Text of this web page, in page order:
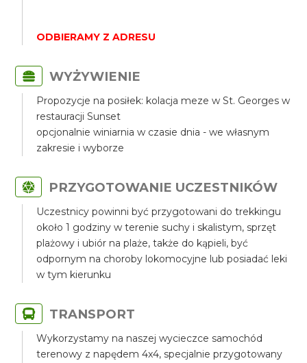
ODBIERAMY Z ADRESU
WYŻYWIENIE
Propozycje na posiłek: kolacja meze w St. Georges w
restauracji Sunset
opcjonalnie winiarnia w czasie dnia - we własnym
zakresie i wyborze
PRZYGOTOWANIE UCZESTNIKÓW
Uczestnicy powinni być przygotowani do trekkingu
około 1 godziny w terenie suchy i skalistym, sprzęt
plażowy i ubiór na plaże, także do kąpieli, być
odpornym na choroby lokomocyjne lub posiadać leki
w tym kierunku
TRANSPORT
Wykorzystamy na naszej wycieczce samochód
terenowy z napędem 4x4, specjalnie przygotowany